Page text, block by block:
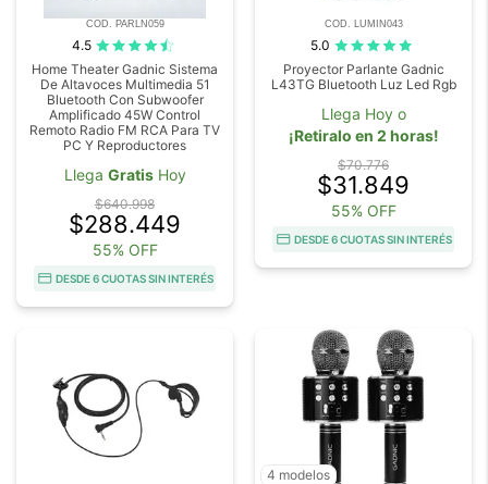
COD. PARLN059
4.5
Home Theater Gadnic Sistema
De Altavoces Multimedia 51
Bluetooth Con Subwoofer
Amplificado 45W Control
Remoto Radio FM RCA Para TV
PC Y Reproductores
Llega GratisHoy
$640.998
$288.449
55% OFF
DESDE 6 CUOTAS SIN INTERÉS
COD. LUMIN043
5.0
Proyector Parlante Gadnic
L43TG Bluetooth Luz Led Rgb
Llega Hoy o
¡Retiralo en 2 horas!
$70.776
$31.849
55% OFF
DESDE 6 CUOTAS SIN INTERÉS
4 modelos